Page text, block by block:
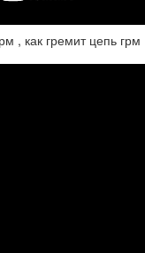
, как гремит цепь грм